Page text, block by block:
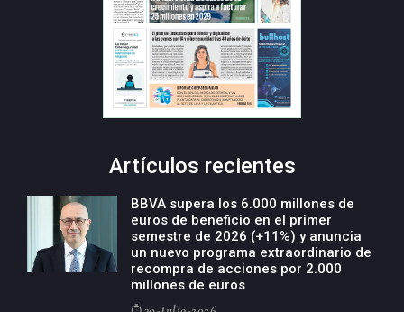
Artículos recientes
BBVA supera los 6.000 millones de
euros de beneficio en el primer
semestre de 2026 (+11%) y anuncia
un nuevo programa extraordinario de
recompra de acciones por 2.000
millones de euros